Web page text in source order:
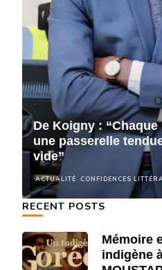
ACTUALITÉ CONFIDENCES
De Koigny :
une passerelle
vide”
RECENT POSTS
Mémoire
indigène